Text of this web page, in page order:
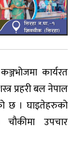
कार्यरत
प्रहरी बल नेपाल
छ । घाइतेहरुको
चौकीमा उपचार